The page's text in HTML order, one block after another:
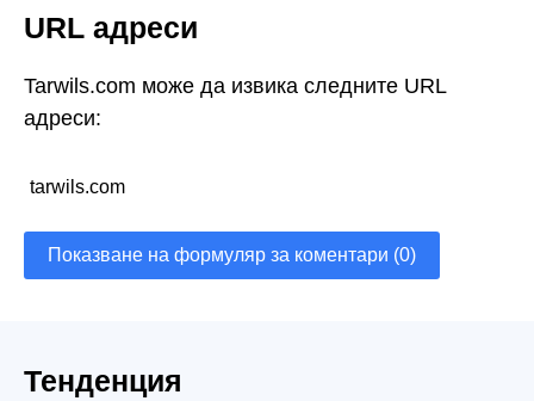
URL адреси
Tarwils.com може да извика следните URL
адреси:
tarwils.com
Показване на формуляр за коментари (0)
Тенденция